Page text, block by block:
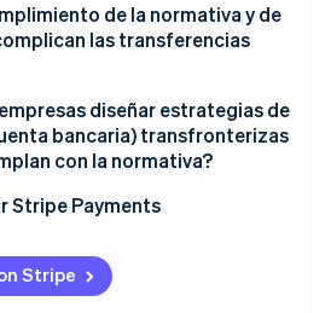
de la normativa y de
las transferencias
diseñar estrategias de
bancaria) transfronterizas
con la normativa?
Stripe Payments
Stripe